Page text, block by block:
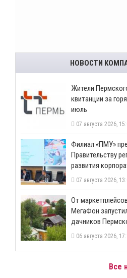
НОВОСТИ
​Жители
квитанции за
июль
07 августа 2026,
​Филиал «ПМУ»
Правительству
развития
07 августа 2026,
От
МегаФон
дачников
06 августа 2026,
Все